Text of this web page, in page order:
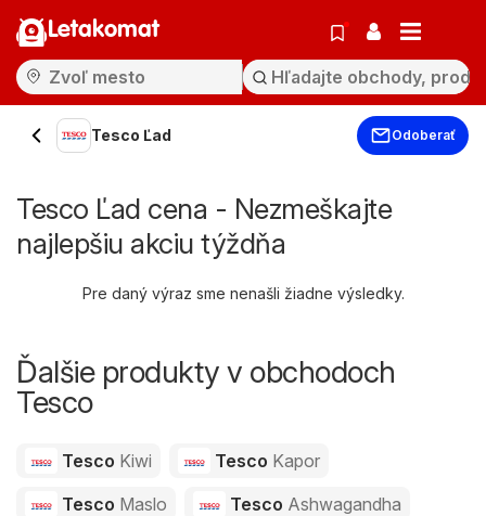
Letakomat
Tesco Ľad Odoberať
Tesco Ľad cena - Nezmeškajte
najlepšiu akciu týždňa
Pre daný výraz sme nenašli žiadne výsledky.
Ďalšie produkty v obchodoch
Tesco
Tesco Kiwi Tesco Kapor
Tesco Maslo Tesco Ashwagandha